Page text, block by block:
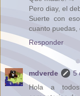
Pero diay, el
Suerte con
cuanto puedas,
Responder
mdverde
5
Hola a